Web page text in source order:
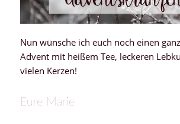
Nun wünsche ich euch noch einen
Advent mit heißem Tee, leckeren
vielen Kerzen!
Eure Marie